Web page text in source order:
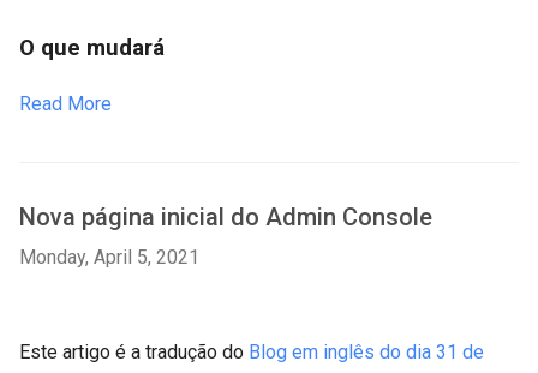
O que mudará
Read More
Nova página inicial do Admin Console
Monday, April 5, 2021
Este artigo é a tradução do Blog em inglês do dia 31 de